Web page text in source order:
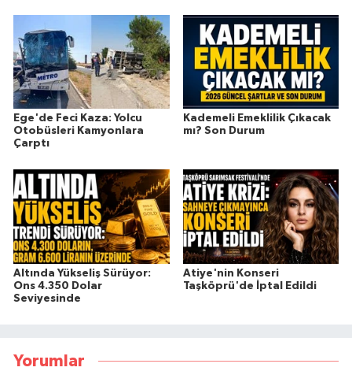
Ege'de Feci Kaza: Yolcu
Otobüsleri Kamyonlara
Çarptı
Kademeli Emeklilik Çıkacak
mı? Son Durum
Altında Yükseliş Sürüyor:
Ons 4.350 Dolar
Seviyesinde
Atiye'nin Konseri
Taşköprü'de İptal Edildi
Yorumlar